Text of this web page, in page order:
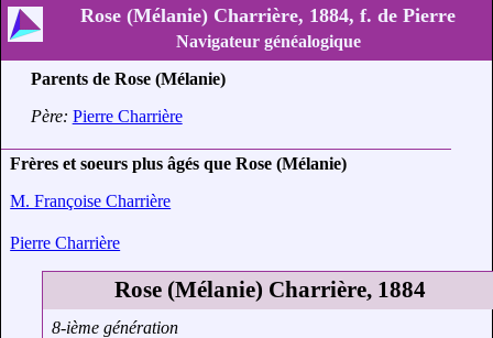
Rose (Mélanie) Charrière, 1884, f. de Pierre
Navigateur généalogique
Parents de Rose (Mélanie)
Père: Pierre Charrière
Frères et soeurs plus âgés que Rose (Mélanie)
M. Françoise Charrière
Pierre Charrière
Rose (Mélanie) Charrière, 1884
8-ième génération